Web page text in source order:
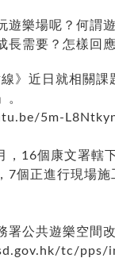
遊樂場呢？何謂
長需要？怎樣回
》近日就相關課
。
5m-
，16個康文署轄
7個正進行現場施
署公共遊樂空間
tc/pps/